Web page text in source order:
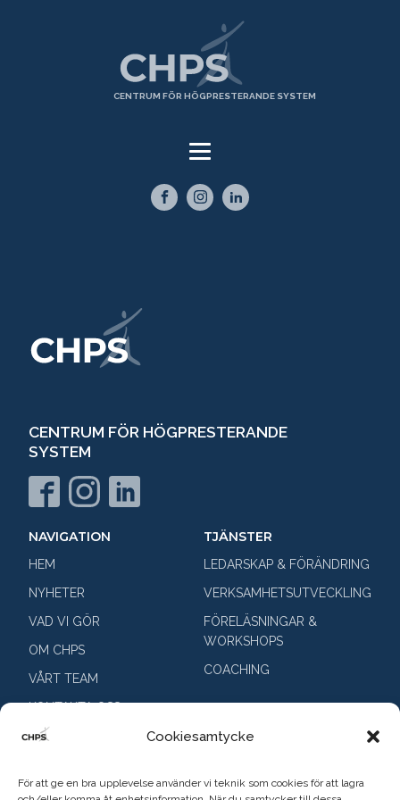
Cookiesamtycke
För att ge en bra upplevelse använder vi teknik som cookies för att lagra
CENTRUM FÖR HÖGPRESTERANDE SYSTEM
CENTRUM FÖR HÖGPRESTERANDE
SYSTEM
NAVIGATION
HEM
NYHETER
VAD VI GÖR
OM CHPS
VÅRT TEAM
KONTAKTA OSS
TJÄNSTER
LEDARSKAP & FÖRÄNDRING
VERKSAMHETSUTVECKLING
FÖRELÄSNINGAR &
WORKSHOPS
COACHING
CHPS AB